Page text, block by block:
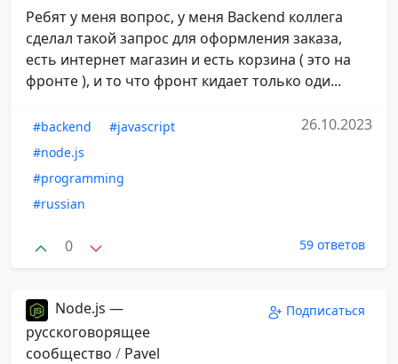
Ребят у меня вопрос, у меня Backend коллега
сделал такой запрос для оформления заказа,
есть интернет магазин и есть корзина ( это на
фронте ), и то что фронт кидает только оди...
#backend
#javascript
#node.js
#programming
#russian
26.10.2023
0 59 ответов
Node.js —
русскоговорящее
сообщество / Pavel
Подписаться